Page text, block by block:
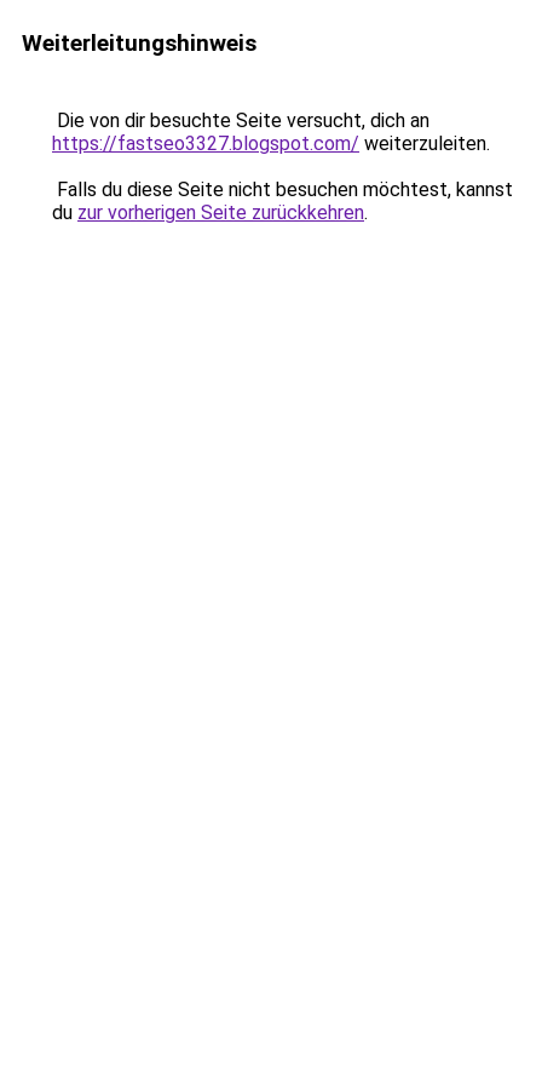
Weiterleitungshinweis
Die von dir besuchte Seite versucht, dich an
https://fastseo3327.blogspot.com/ weiterzuleiten.
Falls du diese Seite nicht besuchen möchtest, kannst
du zur vorherigen Seite zurückkehren.